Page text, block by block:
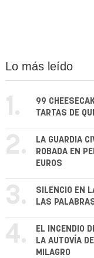
Lo más leído
1.
99
TARTAS DE
2.
LA GUARDIA
ROBADA EN
EUROS
3.
SILENCIO EN
LAS
4.
EL INCENDIO
LA AUTOVÍA
MILAGRO